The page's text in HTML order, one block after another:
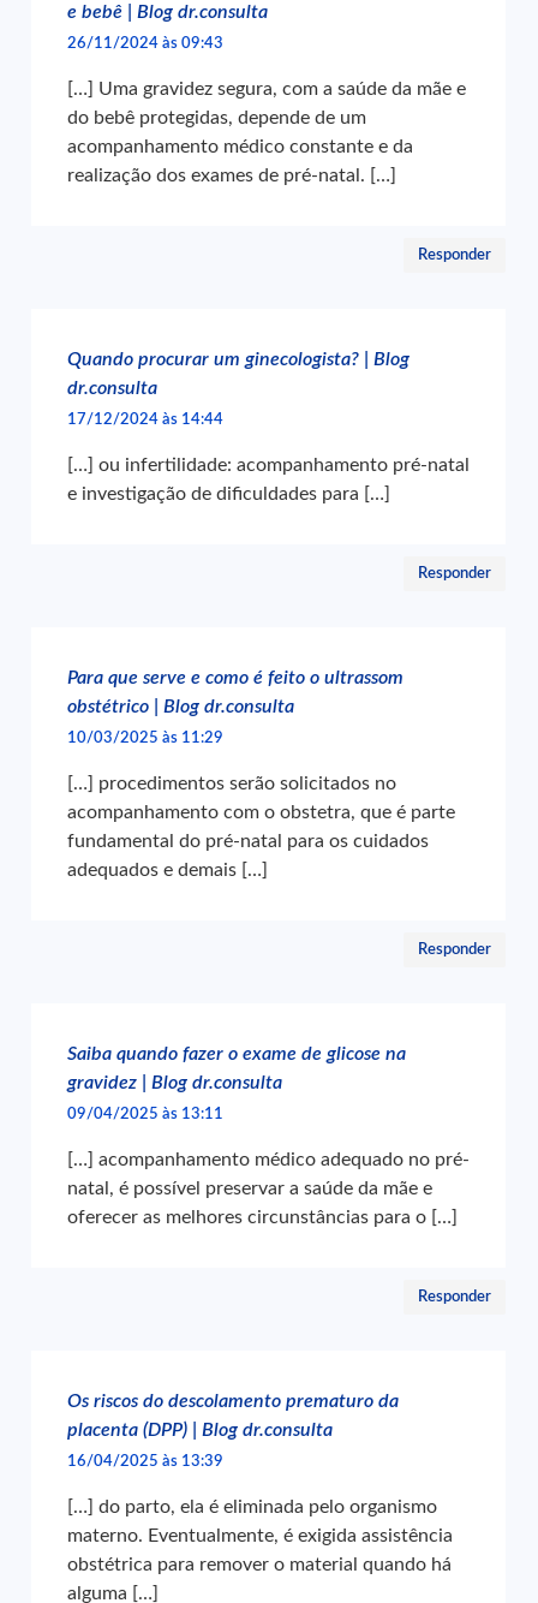
e bebê | Blog dr.consulta
26/11/2024 às 09:43
[…] Uma gravidez segura, com a saúde da mãe e
do bebê protegidas, depende de um
acompanhamento médico constante e da
realização dos exames de pré-natal. […]
Responder
Quando procurar um ginecologista? | Blog
dr.consulta
17/12/2024 às 14:44
[…] ou infertilidade: acompanhamento pré-natal
e investigação de dificuldades para […]
Responder
Para que serve e como é feito o ultrassom
obstétrico | Blog dr.consulta
10/03/2025 às 11:29
[…] procedimentos serão solicitados no
acompanhamento com o obstetra, que é parte
fundamental do pré-natal para os cuidados
adequados e demais […]
Responder
Saiba quando fazer o exame de glicose na
gravidez | Blog dr.consulta
09/04/2025 às 13:11
[…] acompanhamento médico adequado no pré-
natal, é possível preservar a saúde da mãe e
oferecer as melhores circunstâncias para o […]
Responder
Os riscos do descolamento prematuro da
placenta (DPP) | Blog dr.consulta
16/04/2025 às 13:39
[…] do parto, ela é eliminada pelo organismo
materno. Eventualmente, é exigida assistência
obstétrica para remover o material quando há
alguma […]